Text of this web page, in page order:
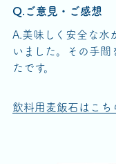
Q.ご意見・ご感想
A.美味しく安全な水
いました。その手間
たです。
飲料用麦飯石はこち